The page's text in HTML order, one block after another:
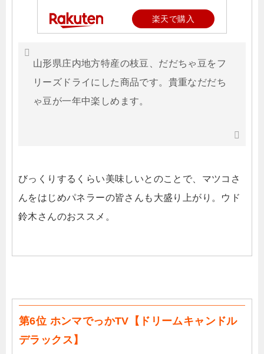
楽天で購入
山形県庄内地方特産の枝豆、だだちゃ豆をフ
リーズドライにした商品です。貴重なだだち
ゃ豆が一年中楽しめます。
びっくりするくらい美味しいとのことで、マツコさ
んをはじめパネラーの皆さんも大盛り上がり。ウド
鈴木さんのおススメ。
第6位 ホンマでっかTV【ドリームキャンドル
デラックス】